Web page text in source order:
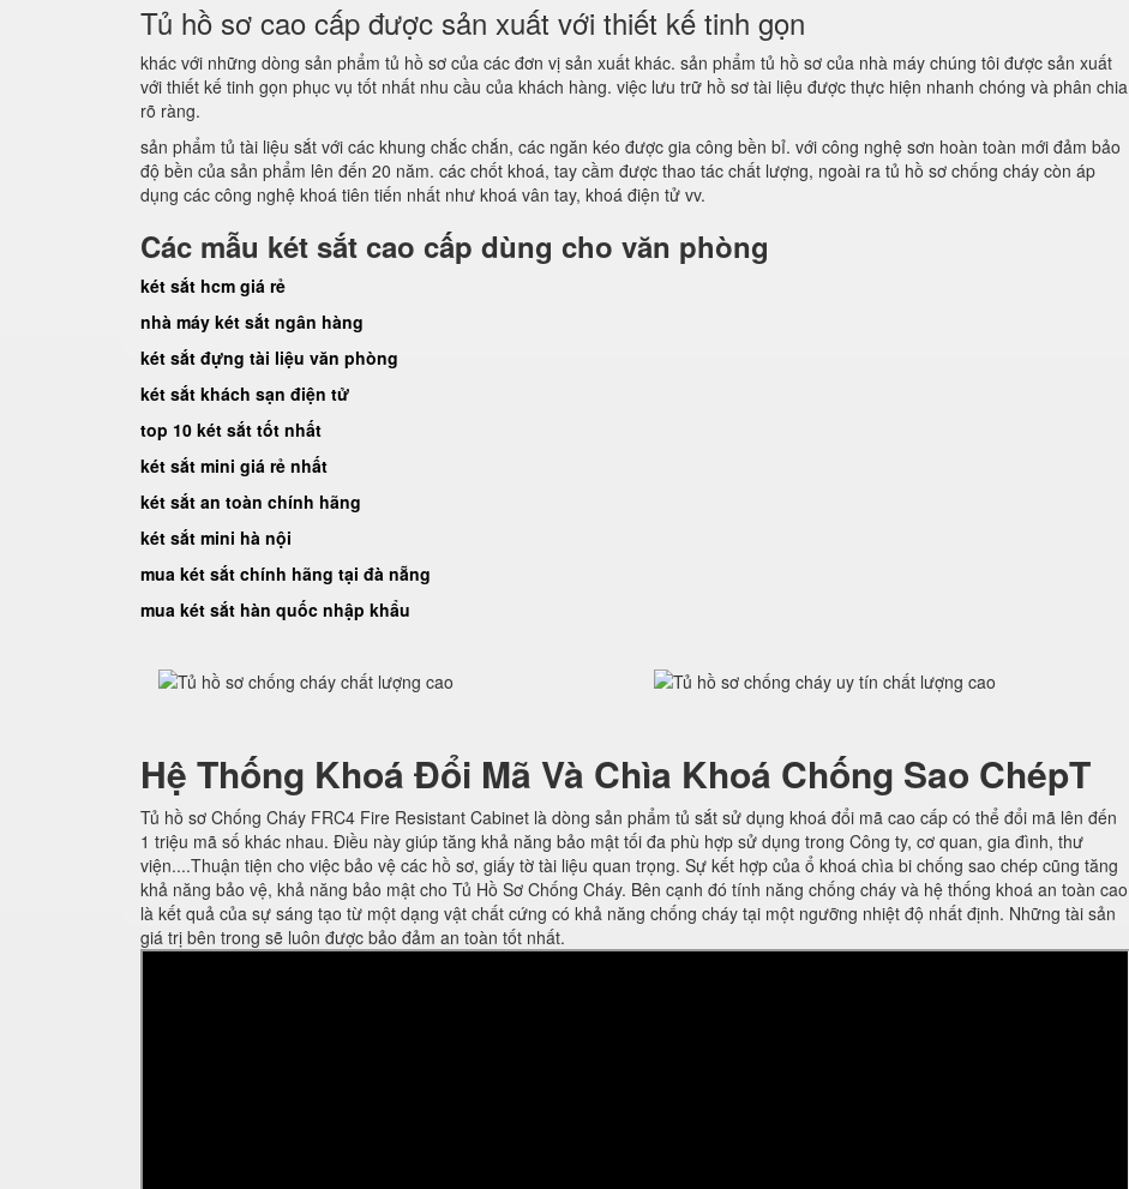
Tủ hồ sơ cao cấp được sản xuất với thiết kế tinh gọn
khác với những dòng sản phẩm tủ hồ sơ của các đơn vị sản xuất khác. sản phẩm tủ hồ sơ của nhà máy chúng tôi được sản xuất
với thiết kế tinh gọn phục vụ tốt nhất nhu cầu của khách hàng. việc lưu trữ hồ sơ tài liệu được thực hiện nhanh chóng và phân chia
rõ ràng.
sản phẩm tủ tài liệu sắt với các khung chắc chắn, các ngăn kéo được gia công bền bỉ. với công nghệ sơn hoàn toàn mới đảm bảo
độ bền của sản phẩm lên đến 20 năm. các chốt khoá, tay cầm được thao tác chất lượng, ngoài ra tủ hồ sơ chống cháy còn áp
dụng các công nghệ khoá tiên tiến nhất như khoá vân tay, khoá điện tử vv.
Các mẫu két sắt cao cấp dùng cho văn phòng
két sắt hcm giá rẻ
nhà máy két sắt ngân hàng
két sắt đựng tài liệu văn phòng
két sắt khách sạn điện tử
top 10 két sắt tốt nhất
két sắt mini giá rẻ nhất
két sắt an toàn chính hãng
két sắt mini hà nội
mua két sắt chính hãng tại đà nẵng
mua két sắt hàn quốc nhập khẩu
Hệ Thống Khoá Đổi Mã Và Chìa Khoá Chống Sao ChépT
Tủ hồ sơ Chống Cháy FRC4 Fire Resistant Cabinet là dòng sản phẩm tủ sắt sử dụng khoá đổi mã cao cấp có thể đổi mã lên đến
1 triệu mã số khác nhau. Điều này giúp tăng khả năng bảo mật tối đa phù hợp sử dụng trong Công ty, cơ quan, gia đình, thư
viện....Thuận tiện cho việc bảo vệ các hồ sơ, giấy tờ tài liệu quan trọng. Sự kết hợp của ổ khoá chìa bi chống sao chép cũng tăng
khả năng bảo vệ, khả năng bảo mật cho Tủ Hồ Sơ Chống Cháy. Bên cạnh đó tính năng chống cháy và hệ thống khoá an toàn cao
là kết quả của sự sáng tạo từ một dạng vật chất cứng có khả năng chống cháy tại một ngưỡng nhiệt độ nhất định. Những tài sản
giá trị bên trong sẽ luôn được bảo đảm an toàn tốt nhất.